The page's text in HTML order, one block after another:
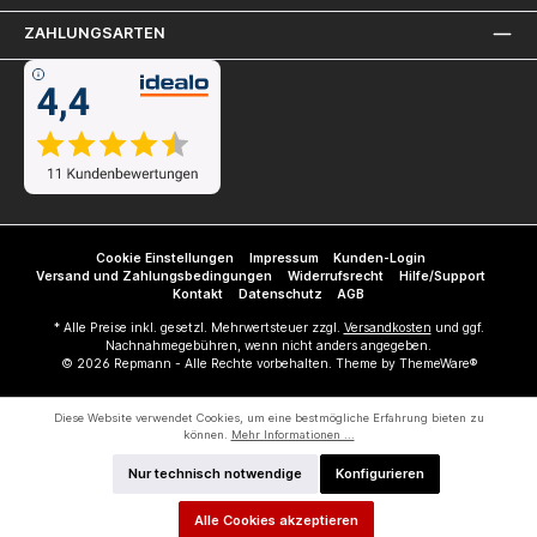
ZAHLUNGSARTEN
Cookie Einstellungen Impressum
Kunden-Login
Versand und Zahlungsbedingungen
Widerrufsrecht
Hilfe/Support
Kontakt
Datenschutz AGB
* Alle Preise inkl. gesetzl. Mehrwertsteuer zzgl. Versandkosten und ggf.
Nachnahmegebühren, wenn nicht anders angegeben.
© 2026 Repmann - Alle Rechte vorbehalten. Theme by ThemeWare®
Diese Website verwendet Cookies, um eine bestmögliche Erfahrung bieten zu
können.
Mehr Informationen ...
Nur technisch notwendige Konfigurieren
Alle Cookies akzeptieren